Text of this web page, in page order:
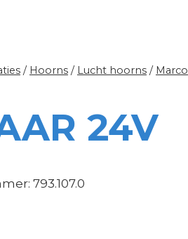
/ Hoorns / Lucht hoorns / Marco
24V
793.107.0